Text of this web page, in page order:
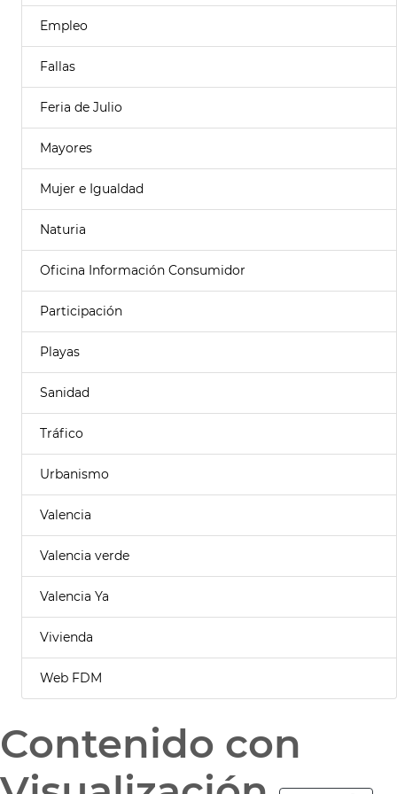
Empleo
Fallas
Feria de Julio
Mayores
Mujer e Igualdad
Naturia
Oficina Información Consumidor
Participación
Playas
Sanidad
Tráfico
Urbanismo
Valencia
Valencia verde
Valencia Ya
Vivienda
Web FDM
Contenido con